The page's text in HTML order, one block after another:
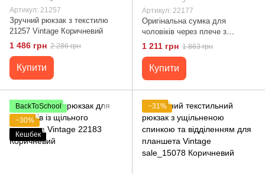
Артикул: 21257
Зручний рюкзак з текстилю
21257 Vintage Коричневий
1 486 грн 2 286 грн
Купити
Артикул: 22177
Оригінальна сумка для
чоловіків через плече з
ущільненою спинкою Vintagе
22177 Коричневий
1 211 грн 1 863 грн
Купити
BackToSchool
−30%
Кешбек
−31%